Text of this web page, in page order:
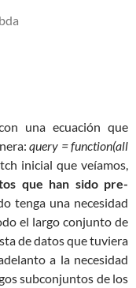
una ecuación que
query = function(all
inicial que veíamos,
que han sido pre-
tenga una necesidad
el largo conjunto de
de datos que tuviera
a la necesidad
subconjuntos de los